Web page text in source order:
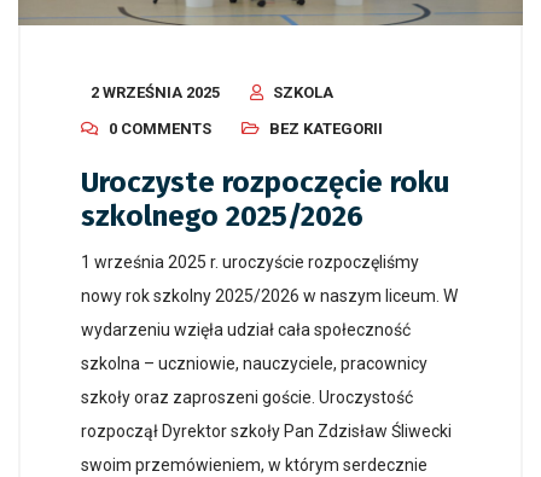
2 WRZEŚNIA 2025
SZKOLA
0 COMMENTS
BEZ KATEGORII
Uroczyste rozpoczęcie roku
szkolnego 2025/2026
1 września 2025 r. uroczyście rozpoczęliśmy
nowy rok szkolny 2025/2026 w naszym liceum. W
wydarzeniu wzięła udział cała społeczność
szkolna – uczniowie, nauczyciele, pracownicy
szkoły oraz zaproszeni goście. Uroczystość
rozpoczął Dyrektor szkoły Pan Zdzisław Śliwecki
swoim przemówieniem, w którym serdecznie